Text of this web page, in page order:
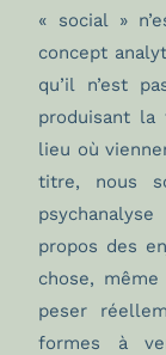
« social »
concept
qu’il n’est
produisant la
lieu où
titre, nous
propos des
chose,
peser
formes à